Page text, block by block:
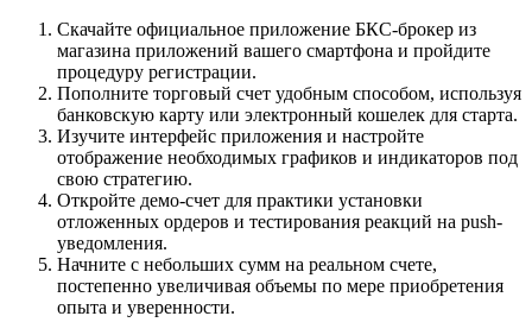
Скачайте официальное приложение БКС-брокер из
магазина приложений вашего смартфона и пройдите
процедуру регистрации.
Пополните торговый счет удобным способом, используя
банковскую карту или электронный кошелек для старта.
Изучите интерфейс приложения и настройте
отображение необходимых графиков и индикаторов под
свою стратегию.
Откройте демо-счет для практики установки
отложенных ордеров и тестирования реакций на push-
уведомления.
Начните с небольших сумм на реальном счете,
постепенно увеличивая объемы по мере приобретения
опыта и уверенности.